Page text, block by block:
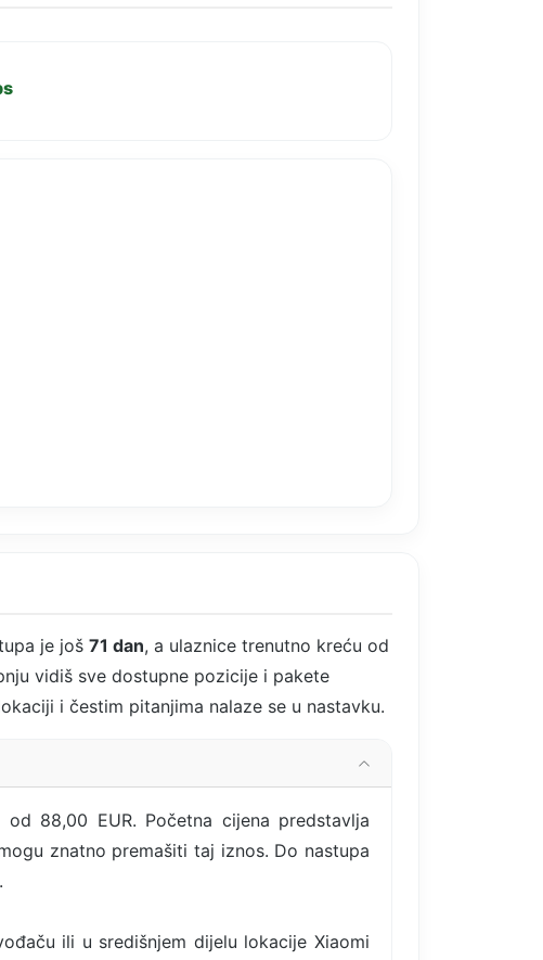
je još 71 dan, a ulaznice trenutno kreću od
vidiš sve dostupne pozicije i pakete
i čestim pitanjima nalaze se u nastavku.
88,00 EUR. Početna cijena predstavlja
znatno premašiti taj iznos. Do nastupa
ili u središnjem dijelu lokacije Xiaomi